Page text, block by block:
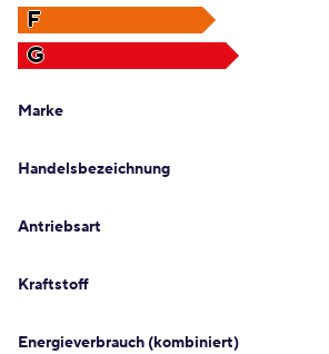
F
G
Marke
Handelsbezeichnung
Antriebsart
Kraftstoff
Energieverbrauch (kombiniert)